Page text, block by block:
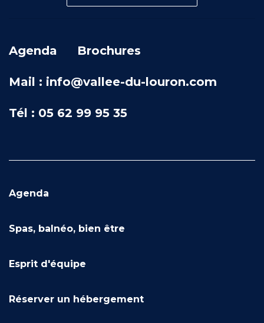
Agenda Brochures
Mail : info@vallee-du-louron.com
Tél : 05 62 99 95 35
Agenda
Spas, balnéo, bien être
Esprit d'équipe
Réserver un hébergement